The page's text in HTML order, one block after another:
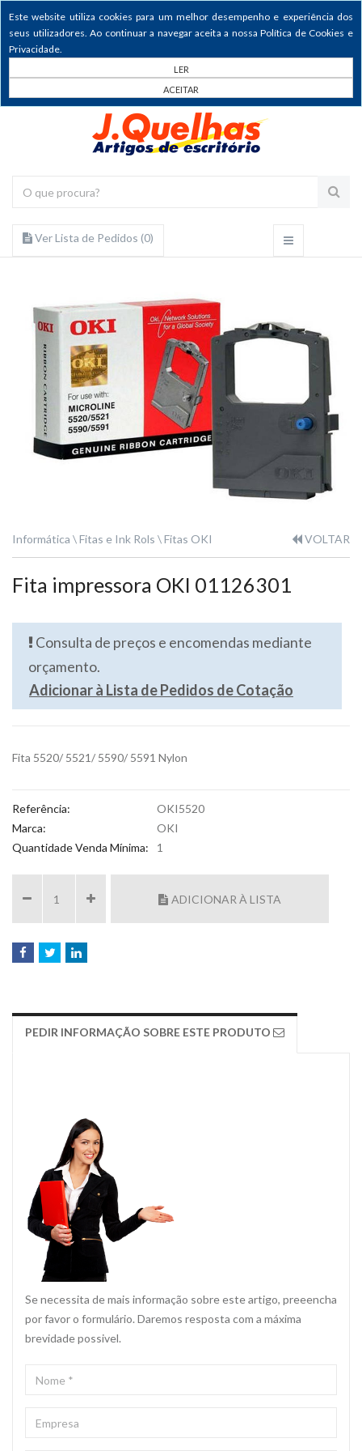
Este website utiliza cookies para um melhor desempenho e experiência dos
seus utilizadores. Ao continuar a navegar aceita a nossa Política de Cookies e
Privacidade.
LER
ACEITAR
Ver Lista de Pedidos (0)
Informática Fitas e Ink Rols Fitas OKI VOLTAR
Fita impressora OKI 01126301
Consulta de preços e encomendas mediante
orçamento.
Adicionar à Lista de Pedidos de Cotação
Fita 5520/ 5521/ 5590/ 5591 Nylon
Referência:
OKI5520
Marca:
OKI
Quantidade Venda Mínima:
1
ADICIONAR À LISTA
PEDIR INFORMAÇÃO SOBRE ESTE PRODUTO
Se necessita de mais informação sobre este artigo, preeencha
por favor o formulário. Daremos resposta com a máxima
brevidade possivel.